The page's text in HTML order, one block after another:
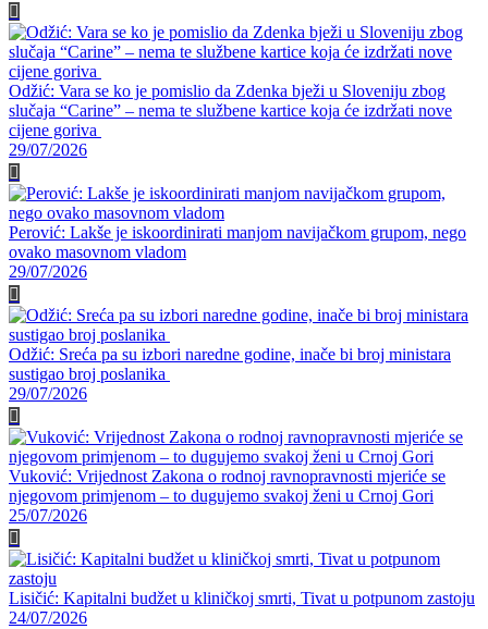
Odžić: Vara se ko je pomislio da Zdenka bježi u Sloveniju zbog
slučaja “Carine” – nema te službene kartice koja će izdržati nove
cijene goriva
29/07/2026
Perović: Lakše je iskoordinirati manjom navijačkom grupom, nego
ovako masovnom vladom
29/07/2026
Odžić: Sreća pa su izbori naredne godine, inače bi broj ministara
sustigao broj poslanika
29/07/2026
Vuković: Vrijednost Zakona o rodnoj ravnopravnosti mjeriće se
njegovom primjenom – to dugujemo svakoj ženi u Crnoj Gori
25/07/2026
Lisičić: Kapitalni budžet u kliničkoj smrti, Tivat u potpunom zastoju
24/07/2026